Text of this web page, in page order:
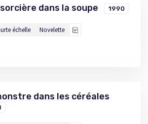
dans la soupe 1990
échelle Novelette
dans les céréales